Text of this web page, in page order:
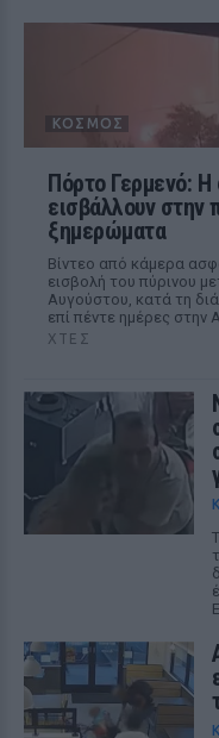
ΚΌΣΜΟΣ
Πόρτο Γερμενό: Η
εισβάλλουν στην
ξημερώματα
Βίντεο από κάμερα
εισβολή του πύρινου
Αυγούστου, κατά τη
επί πέντε ημέρες στην
ΧΤΕΣ